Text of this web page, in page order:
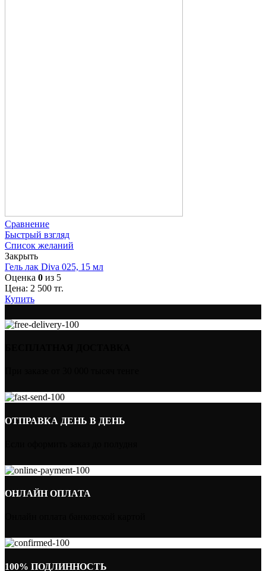
Сравнение
Быстрый взгляд
Список желаний
Закрыть
Гель лак Diva 025, 15 мл
Оценка 0 из 5
Цена: 2 500 тг.
Купить
ОТПРАВКА ДЕНЬ В ДЕНЬ
ОНЛАЙН ОПЛАТА
100% ПОДЛИННОСТЬ